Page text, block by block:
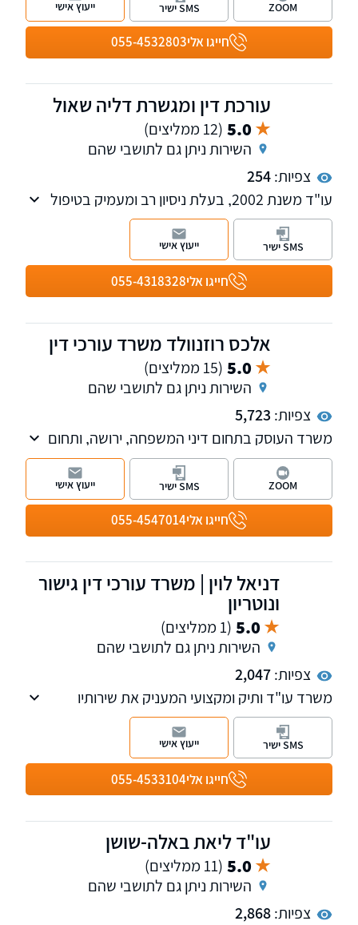
חייגו אלי055-4532803
ZOOM SMS ישיר ייעוץ אישי
עורכת דין ומגשרת דליה שאול
5.0 (12 ממליצים)
השירות ניתן גם לתושבי שהם
צפיות:254
עו"ד משנת 2002, בעלת ניסיון רב ומעמיק בטיפול
בענייני משפחה, גירושין וירושה, מזונות אישה
וקטינים, חלוקת רכוש ואיזון משאבים, צוואות וייפוי
כוח מתמשך. המשרד מעניק ללקוחותיו מעטפת
ייחודית המשלבת ייצוג משפטי מקצועי ברמה
גבוהה לצד ליווי מנטלי, ומוביל אותם ברגישות,
משפטיים יצירתיים המעניקים שקט נפשי, ביטחון
ותחושת יציבות במהלך תקופה רגישה ומורכבת.
חייגו אלי055-4318328
SMS ישיר ייעוץ אישי
אלכס רוזנוולד משרד עורכי דין
5.0 (15 ממליצים)
השירות ניתן גם לתושבי שהם
צפיות: 5,723
משרד העוסק בתחום דיני המשפחה, ירושה, ותחום
המקרקעין על כלל רבדיו. כמו כן, במשרדנו מחלקה
העוסקת בתחום המשפט הפלילי כולל אלימות
במשפחה, מעצרים, כתבי אישום וייצוג בבתי
המשפט השונים. השירות ניתן בשפות עברית, רוסית
ואנגלית.
חייגו אלי055-4547014
ZOOM SMS ישיר ייעוץ אישי
דניאל לוין | משרד עורכי דין גישור
ונוטריון
5.0 (1 ממליצים)
השירות ניתן גם לתושבי שהם
צפיות:2,047
משרד עו"ד ותיק ומקצועי המעניק את שירותיו
בתחומי המשפט האזרחי, לרבות מקרקעין, חוזים,
משפחה ומעמד אישי
חייגו אלי055-4533104
SMS ישיר ייעוץ אישי
עו"ד ליאת באלה-שושן
5.0 (11 ממליצים)
השירות ניתן גם לתושבי שהם
צפיות:2,868